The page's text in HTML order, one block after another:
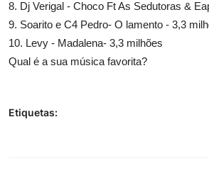
8. Dj Verigal - Choco Ft As Sedutoras &
9. Soarito e C4 Pedro- O lamento - 3,3
10. Levy - Madalena- 3,3 milhões
Qual é a sua música favorita?
Etiquetas: